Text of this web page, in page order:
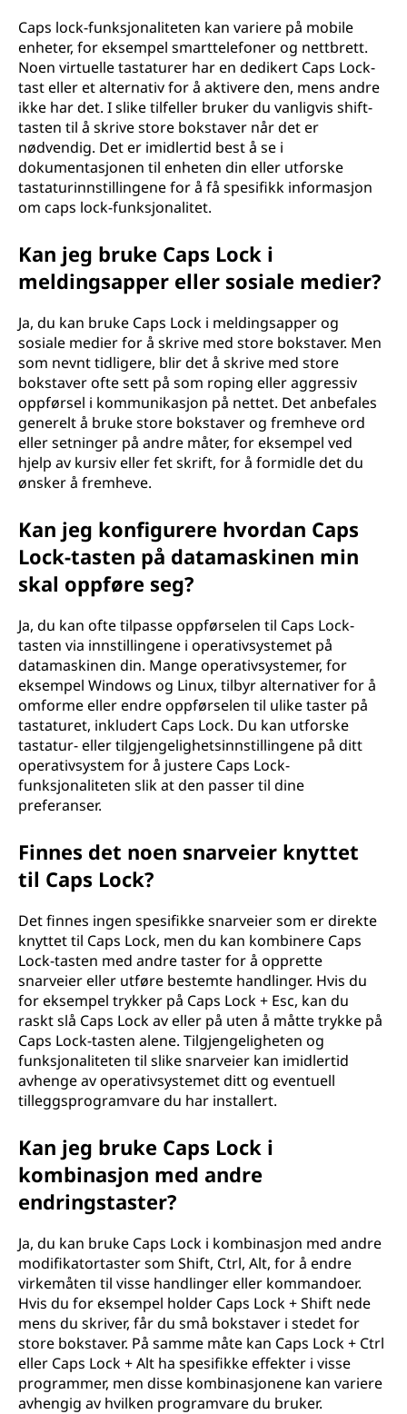
Caps lock-funksjonaliteten kan variere på mobile
enheter, for eksempel smarttelefoner og nettbrett.
Noen virtuelle tastaturer har en dedikert Caps Lock-
tast eller et alternativ for å aktivere den, mens andre
ikke har det. I slike tilfeller bruker du vanligvis shift-
tasten til å skrive store bokstaver når det er
nødvendig. Det er imidlertid best å se i
dokumentasjonen til enheten din eller utforske
tastaturinnstillingene for å få spesifikk informasjon
om caps lock-funksjonalitet.
Kan jeg bruke Caps Lock i
meldingsapper eller sosiale medier?
Ja, du kan bruke Caps Lock i meldingsapper og
sosiale medier for å skrive med store bokstaver. Men
som nevnt tidligere, blir det å skrive med store
bokstaver ofte sett på som roping eller aggressiv
oppførsel i kommunikasjon på nettet. Det anbefales
generelt å bruke store bokstaver og fremheve ord
eller setninger på andre måter, for eksempel ved
hjelp av kursiv eller fet skrift, for å formidle det du
ønsker å fremheve.
Kan jeg konfigurere hvordan Caps
Lock-tasten på datamaskinen min
skal oppføre seg?
Ja, du kan ofte tilpasse oppførselen til Caps Lock-
tasten via innstillingene i operativsystemet på
datamaskinen din. Mange operativsystemer, for
eksempel Windows og Linux, tilbyr alternativer for å
omforme eller endre oppførselen til ulike taster på
tastaturet, inkludert Caps Lock. Du kan utforske
tastatur- eller tilgjengelighetsinnstillingene på ditt
operativsystem for å justere Caps Lock-
funksjonaliteten slik at den passer til dine
preferanser.
Finnes det noen snarveier knyttet
til Caps Lock?
Det finnes ingen spesifikke snarveier som er direkte
knyttet til Caps Lock, men du kan kombinere Caps
Lock-tasten med andre taster for å opprette
snarveier eller utføre bestemte handlinger. Hvis du
for eksempel trykker på Caps Lock + Esc, kan du
raskt slå Caps Lock av eller på uten å måtte trykke på
Caps Lock-tasten alene. Tilgjengeligheten og
funksjonaliteten til slike snarveier kan imidlertid
avhenge av operativsystemet ditt og eventuell
tilleggsprogramvare du har installert.
Kan jeg bruke Caps Lock i
kombinasjon med andre
endringstaster?
Ja, du kan bruke Caps Lock i kombinasjon med andre
modifikatortaster som Shift, Ctrl, Alt, for å endre
virkemåten til visse handlinger eller kommandoer.
Hvis du for eksempel holder Caps Lock + Shift nede
mens du skriver, får du små bokstaver i stedet for
store bokstaver. På samme måte kan Caps Lock + Ctrl
eller Caps Lock + Alt ha spesifikke effekter i visse
programmer, men disse kombinasjonene kan variere
avhengig av hvilken programvare du bruker.